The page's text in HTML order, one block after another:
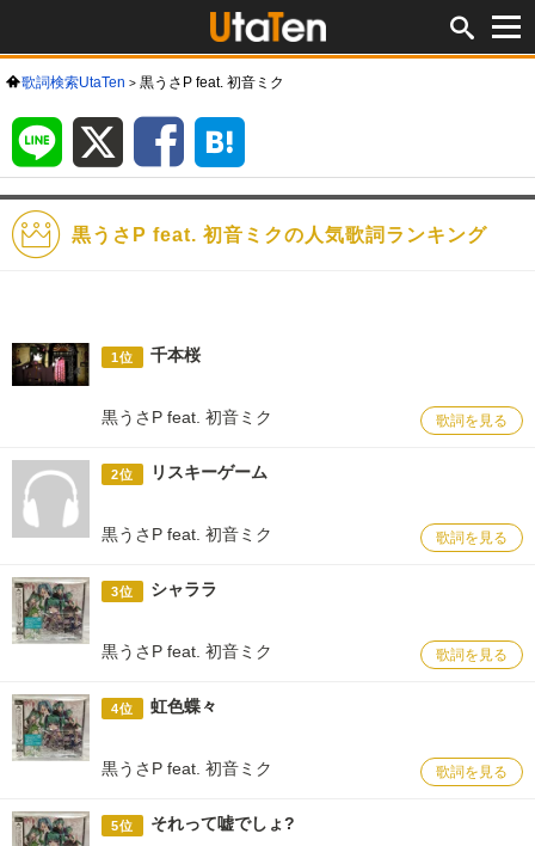
歌詞検索UtaTen 黒うさP feat. 初音ミク
LINE Facebook
ク
ー
黒うさP feat. 初音ミクの人気歌詞ランキング
1位 千本桜
黒うさP feat. 初音ミク 歌詞を見る
2位 リスキーゲーム
黒うさP feat. 初音ミク 歌詞を見る
3位 シャララ
黒うさP feat. 初音ミク 歌詞を見る
4位 虹色蝶々
黒うさP feat. 初音ミク 歌詞を見る
5位 それって嘘でしょ?